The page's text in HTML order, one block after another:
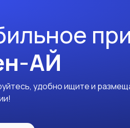
АЙ
удобно ищите и